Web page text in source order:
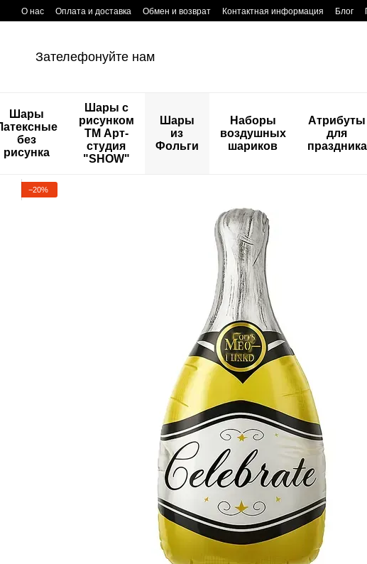
Перейти к основному контенту
О нас Оплата и доставка Обмен и возврат Контактная информация Блог
Зателефонуйте нам
Шары
без
рисунка
Шары с
рисунком
ТМ Арт-
студия
"SHOW"
Шары
из
Фольги
Наборы
воздушных
шариков
Атрибуты
для
праздника
−20%